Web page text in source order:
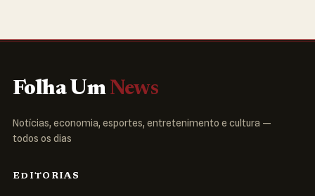
Folha Um News
Notícias, economia, esportes, entretenimento e cultura —
todos os dias
EDITORIAS